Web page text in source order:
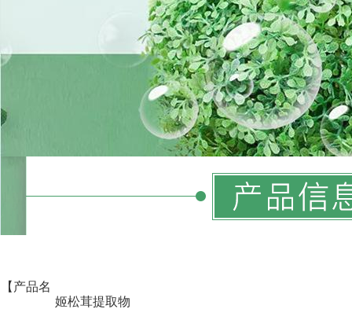
【产品名
姬松茸提取物